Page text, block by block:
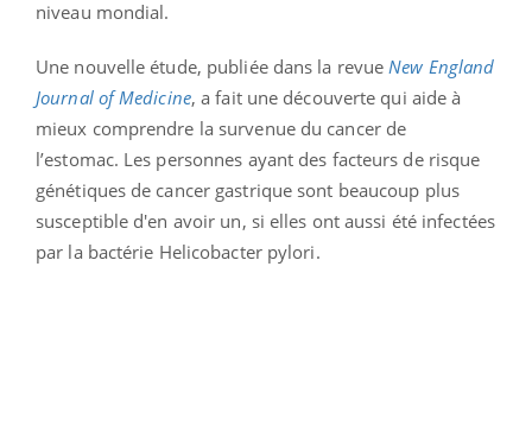
niveau mondial.
Une nouvelle étude, publiée dans la revue New England
Journal of Medicine, a fait une découverte qui aide à
mieux comprendre la survenue du cancer de
l’estomac. Les personnes ayant des facteurs de risque
génétiques de cancer gastrique sont beaucoup plus
susceptible d'en avoir un, si elles ont aussi été infectées
par la bactérie Helicobacter pylori.